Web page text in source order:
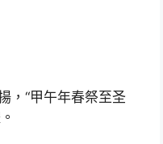
，“甲午年春祭至圣